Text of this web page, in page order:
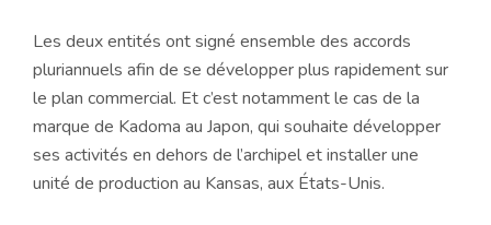
Les deux entités ont signé ensemble des accords
pluriannuels afin de se développer plus rapidement sur
le plan commercial. Et c’est notamment le cas de la
marque de Kadoma au Japon, qui souhaite développer
ses activités en dehors de l’archipel et installer une
unité de production au Kansas, aux États-Unis.